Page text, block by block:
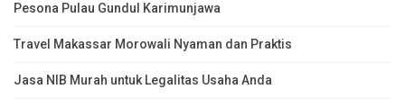
Pesona Pulau Gundul Karimunjawa
Travel Makassar Morowali Nyaman dan Praktis
Jasa NIB Murah untuk Legalitas Usaha Anda